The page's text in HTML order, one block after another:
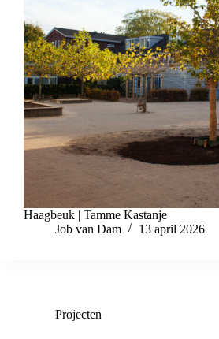
Haagbeuk | Tamme Kastanje
Job van Dam
13 april 2026
Projecten